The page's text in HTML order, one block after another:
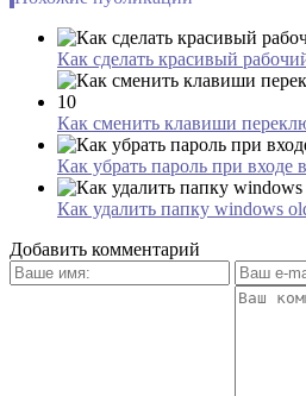
Как сделать красивый
Как сменить клавиши
Как убрать пароль при входе
Как удалить папку windows
Добавить комментарий